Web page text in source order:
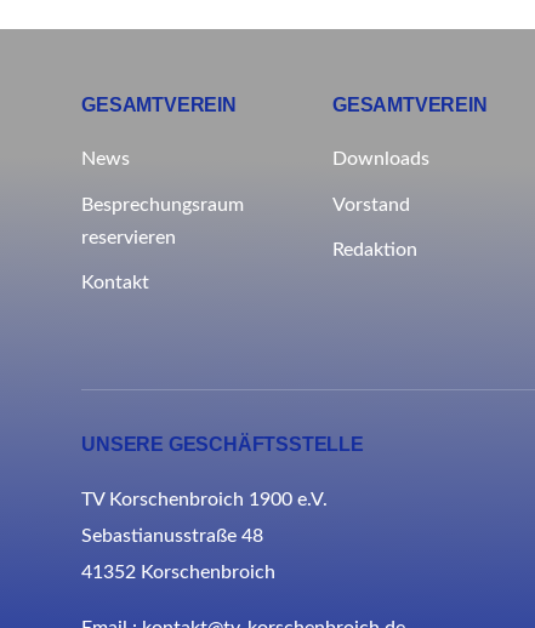
GESAMTVEREIN
News
Besprechungsraum
reservieren
Kontakt
GESAMTVEREIN
Downloads
Vorstand
Redaktion
UNSERE GESCHÄFTSSTELLE
TV Korschenbroich 1900 e.V.
Sebastianusstraße 48
41352 Korschenbroich